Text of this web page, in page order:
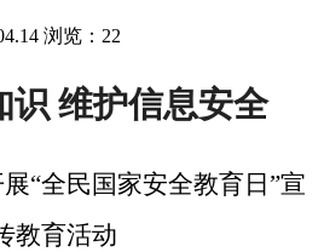
浏览：22
识 维护信息安全
“全民国家安全教育日”宣
教育活动